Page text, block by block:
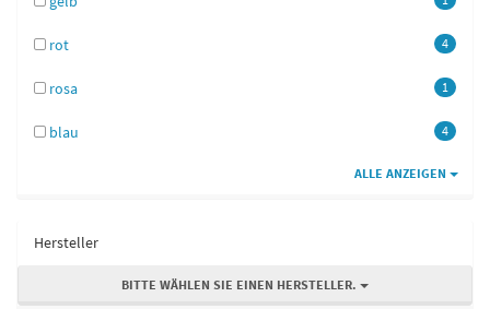
4
rot
1
rosa
4
blau
ALLE ANZEIGEN
Hersteller
BITTE WÄHLEN SIE EINEN HERSTELLER.